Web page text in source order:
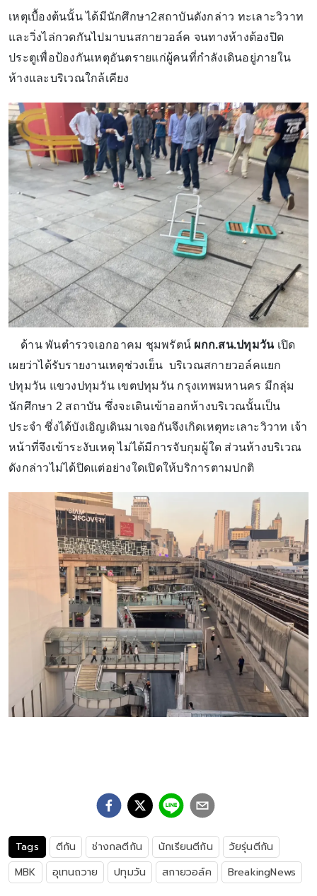
เหตุเบื้องต้นนั้น ได้มีนักศึกษา2สถาบันดังกล่าว ทะเลาะวิวาท
และวิ่งไล่กวดกันไปมาบนสกายวอล์ค จนทางห้างต้องปิด
ประตูเพื่อป้องกันเหตุอันตรายแก่ผู้คนที่กำลังเดินอยู่ภายใน
ห้างและบริเวณใกล้เคียง
ด้าน พันตำรวจเอกอาคม ชุมพรัตน์ ผกก.สน.ปทุมวันเปิด
เผยว่าได้รับรายงานเหตุช่วงเย็น บริเวณสกายวอล์คแยก
ปทุมวัน แขวงปทุมวัน เขตปทุมวัน กรุงเทพมหานคร มีกลุ่ม
นักศึกษา 2 สถาบัน ซึ่งจะเดินเข้าออกห้างบริเวณนั้นเป็น
ประจำ ซึ่งได้บังเอิญเดินมาเจอกันจึงเกิดเหตุทะเลาะวิวาท เจ้า
หน้าที่จึงเข้าระงับเหตุ ไม่ได้มีการจับกุมผู้ใด ส่วนห้างบริเวณ
ดังกล่าวไม่ได้ปิดแต่อย่างใดเปิดให้บริการตามปกติ
Tags ตีกัน ช่างกลตีกัน นักเรียนตีกัน
วัยรุ่นตีกัน
MBK
อุเทนถวาย ปทุมวัน สกายวอล์ค BreakingNews